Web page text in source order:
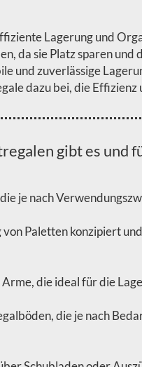
Lagerung und
da sie Platz sparen
und zuverlässige
dazu bei, die
gibt es und
je nach
Paletten konzipiert
die ideal für die
die je nach